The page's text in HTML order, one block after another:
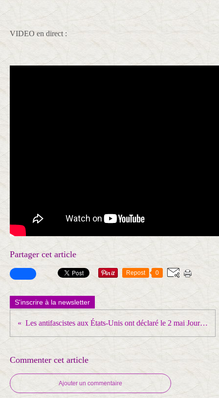
VIDEO en direct :
Partager cet article
Repost 0
S'inscrire à la newsletter
Les antifascistes aux États-Unis ont déclaré le 2 mai Journée internationale de solidarité avec Odessa
Commenter cet article
Ajouter un commentaire